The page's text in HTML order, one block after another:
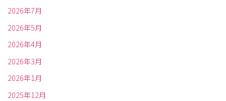
2026年7月
2026年5月
2026年4月
2026年3月
2026年1月
2025年12月